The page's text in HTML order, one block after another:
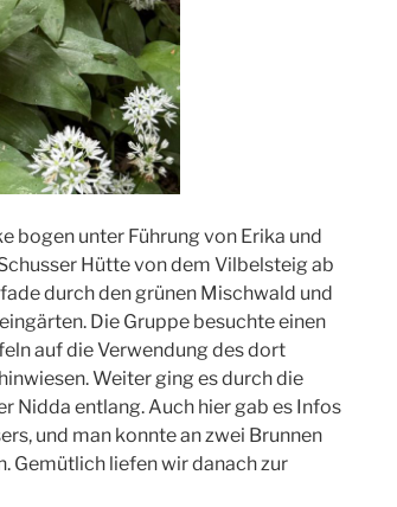
bogen unter Führung von Erika und
Hütte von dem Vilbelsteig ab
durch den grünen Mischwald und
Die Gruppe besuchte einen
auf die Verwendung des dort
Weiter ging es durch die
Nidda entlang. Auch hier gab es Infos
und man konnte an zwei Brunnen
Gemütlich liefen wir danach zur